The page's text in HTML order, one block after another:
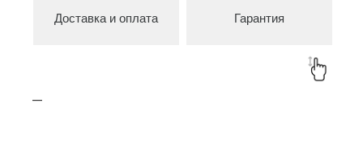
—
Доставка и оплата Гарантия